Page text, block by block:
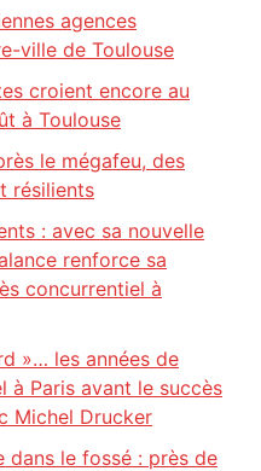
agences
ville de Toulouse
croient encore au
à Toulouse
le mégafeu, des
résilients
: avec sa nouvelle
renforce sa
concurrentiel à
»… les années de
à Paris avant le succès
Michel Drucker
dans le fossé : près de